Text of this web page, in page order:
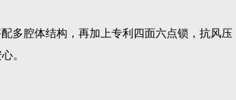
多腔体结构，再加上专利四面六点锁，抗风压
。